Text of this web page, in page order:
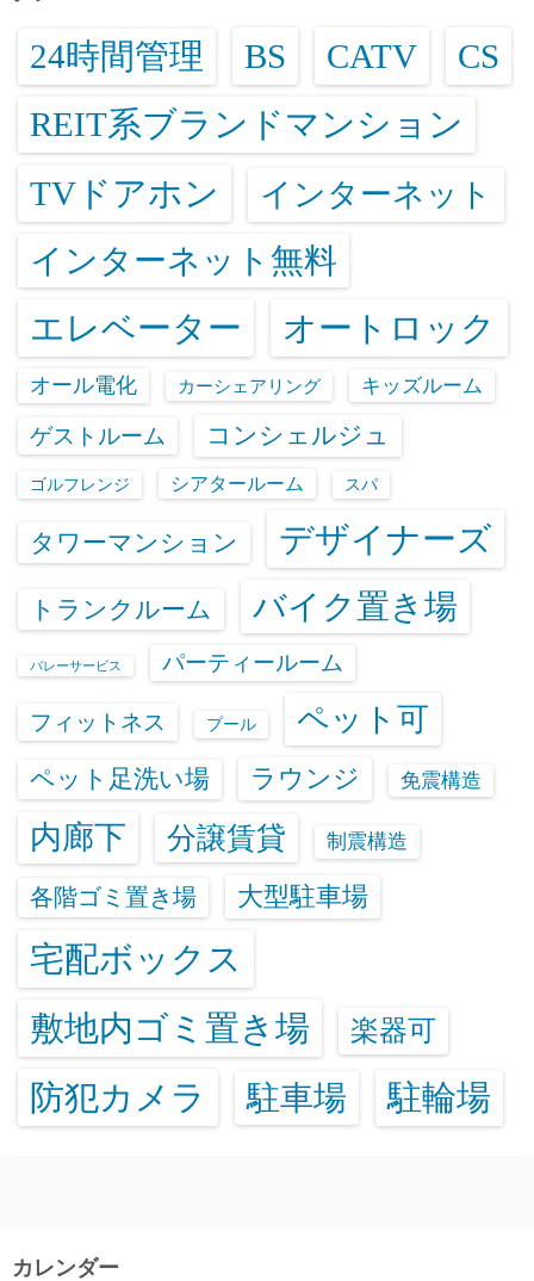
24時間管理 BS CATV CS
REIT系ブランドマンション
TVドアホン インターネット
インターネット無料
エレベーター オートロック
オール電化 カーシェアリング キッズルーム
ゲストルーム コンシェルジュ
ゴルフレンジ シアタールーム スパ
タワーマンション デザイナーズ
トランクルーム バイク置き場
バレーサービス パーティールーム
フィットネス プール ペット可
ペット足洗い場 ラウンジ 免震構造
内廊下 分譲賃貸 制震構造
各階ゴミ置き場 大型駐車場
宅配ボックス
敷地内ゴミ置き場
楽器可
防犯カメラ 駐車場 駐輪場
カレンダー